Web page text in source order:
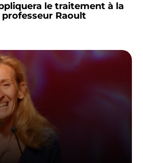
le traitement à la
Raoult